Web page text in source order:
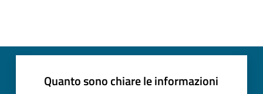
Quanto sono chiare le informazioni